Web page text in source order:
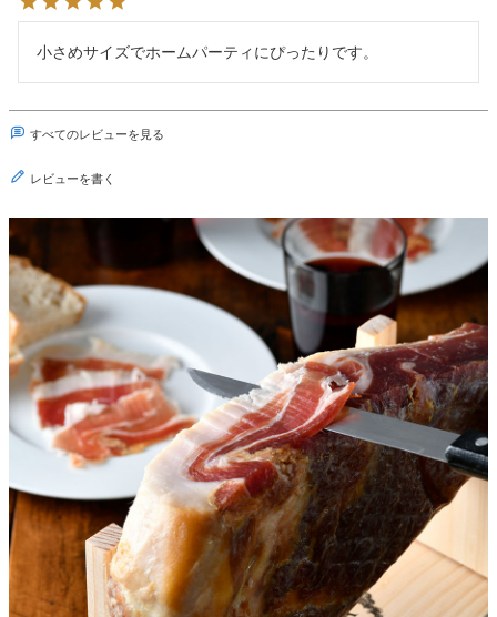
小さめサイズでホームパーティにぴったりです。
すべてのレビューを見る
レビューを書く